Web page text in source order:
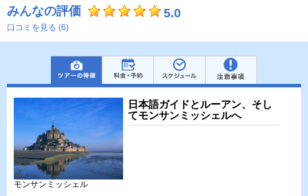
みんなの評価 5.0
口コミを見る (6)
日本語ガイドとルーアン、そし
てモンサンミッシェルへ
モンサンミッシェル